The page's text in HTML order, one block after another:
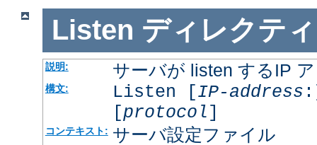
Listen ディレクテ
説明: サーバが listen するIP
構文: Listen [IP-address
[protocol]
コンテキスト: サーバ設定ファイル